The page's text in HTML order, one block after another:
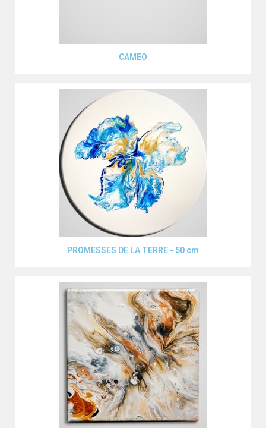
Aperçu rapide
CAMEO
Aperçu rapide
PROMESSES DE LA TERRE - 50 cm